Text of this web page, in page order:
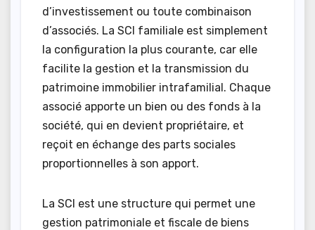
d’investissement ou toute combinaison
d’associés. La SCI familiale est simplement
la configuration la plus courante, car elle
facilite la gestion et la transmission du
patrimoine immobilier intrafamilial. Chaque
associé apporte un bien ou des fonds à la
société, qui en devient propriétaire, et
reçoit en échange des parts sociales
proportionnelles à son apport.
La SCI est une structure qui permet une
gestion patrimoniale et fiscale de biens